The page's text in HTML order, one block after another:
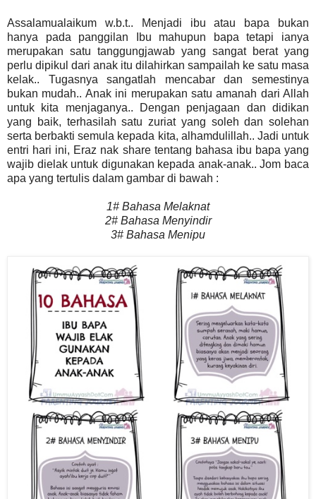
Assalamualaikum w.b.t.. Menjadi ibu atau bapa bukan
hanya pada panggilan Ibu mahupun bapa tetapi ianya
merupakan satu tanggungjawab yang sangat berat yang
perlu dipikul dari anak itu dilahirkan sampailah ke satu masa
kelak.. Tugasnya sangatlah mencabar dan semestinya
bukan mudah.. Anak ini merupakan satu amanah dari Allah
untuk kita menjaganya.. Dengan penjagaan dan didikan
yang baik, terhasilah satu zuriat yang soleh dan solehan
serta berbakti semula kepada kita, alhamdulillah.. Jadi untuk
entri hari ini, Eraz nak share tentang bahasa ibu bapa yang
wajib dielak untuk digunakan kepada anak-anak.. Jom baca
apa yang tertulis dalam gambar di bawah :
1# Bahasa Melaknat
2# Bahasa Menyindir
3# Bahasa Menipu